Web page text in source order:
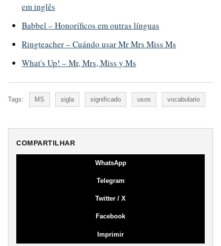
em inglês
Babbel – Honoríficos em outras línguas
Ringteacher – Cuándo usar Mr Mrs Miss Ms
What's Up! – Mr, Mrs, Miss y Ms
Tags: MS sigla significado usos vocabulario
COMPARTILHAR
WhatsApp
Telegram
Twitter / X
Facebook
Imprimir